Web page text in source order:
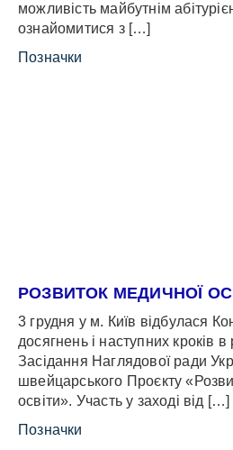
можливість майбутнім
ознайомитися з […]
Позначки
РОЗВИТОК МЕДИЧНОЇ
3 грудня у м. Київ відбулася
досягнень і наступних кроків
Засідання Наглядової ради
швейцарського Проєкту
освіти». Участь у заході від […]
Позначки